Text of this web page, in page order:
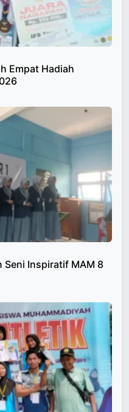
Empat Hadiah
Seni Inspiratif MAM 8